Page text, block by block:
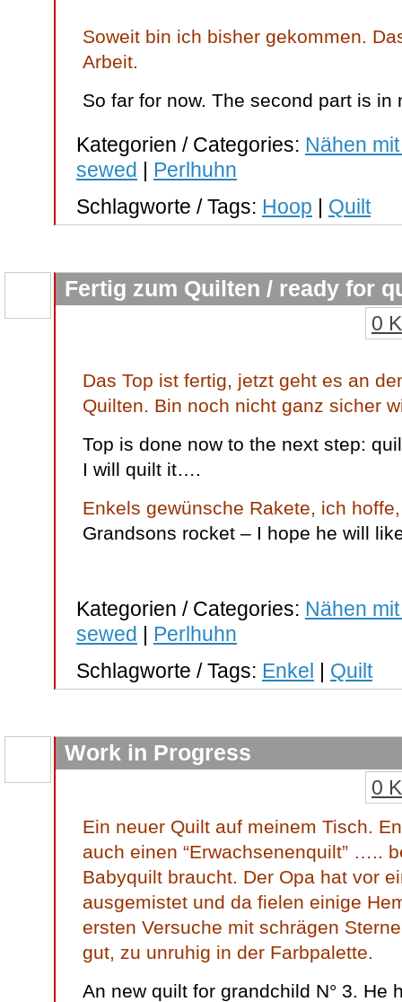
Soweit bin ich bisher gekommen.
Arbeit.
So far for now. The second part is in
Kategorien / Categories: Nähen
sewed | Perlhuhn
Schlagworte / Tags: Hoop | Quilt
Fertig zum Quilten / ready for
0
Das Top ist fertig, jetzt geht es an
Quilten. Bin noch nicht ganz sicher
Top is done now to the next step:
I will quilt it….
Enkels gewünsche Rakete, ich
Grandsons rocket – I hope he will
Kategorien / Categories: Nähen
sewed | Perlhuhn
Schlagworte / Tags: Enkel | Quilt
Work in Progress
0
Ein neuer Quilt auf meinem Tisch.
auch einen “Erwachsenenquilt” …..
Babyquilt braucht. Der Opa hat vor
ausgemistet und da fielen einige
ersten Versuche mit schrägen
gut, zu unruhig in der Farbpalette.
An new quilt for grandchild N° 3. He